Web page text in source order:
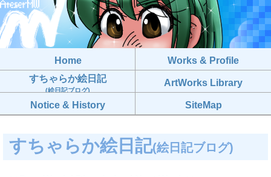
Home
Works & Profile
すちゃらか絵日記
(絵日記ブログ)
ArtWorks Library
Notice & History SiteMap
すちゃらか絵日記(絵日記ブログ)